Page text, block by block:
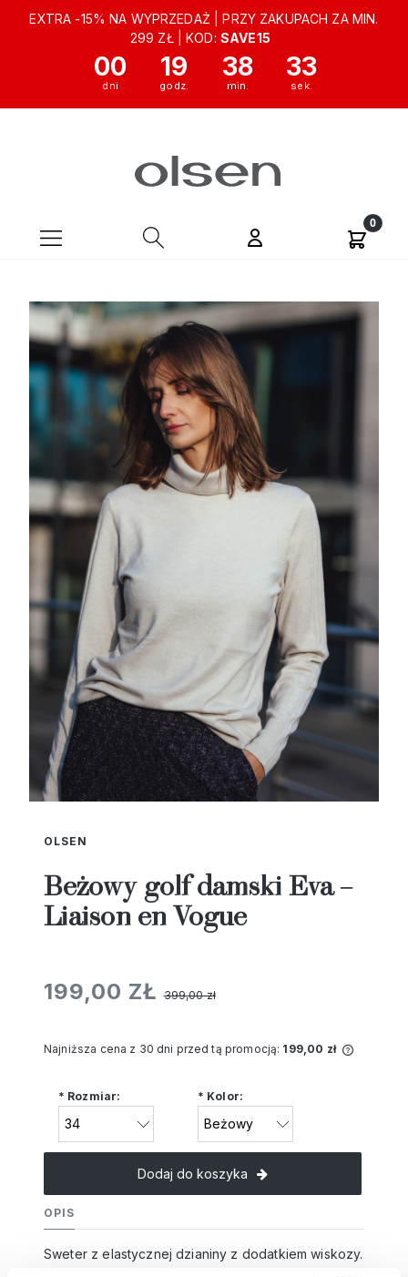
EXTRA -15% NA WYPRZEDAŻ | PRZY ZAKUPACH ZA MIN.
299 ZŁ | KOD: SAVE15
00 19 38 32
OLSEN
Beżowy golf damski Eva –
Liaison en Vogue
199,00 ZŁ 399,00 zł
Najniższa cena z 30 dni przed tą promocją: 199,00 zł
* Rozmiar: * Kolor:
Dodaj do koszyka
OPIS
Sweter z elastycznej dzianiny z dodatkiem wiskozy.